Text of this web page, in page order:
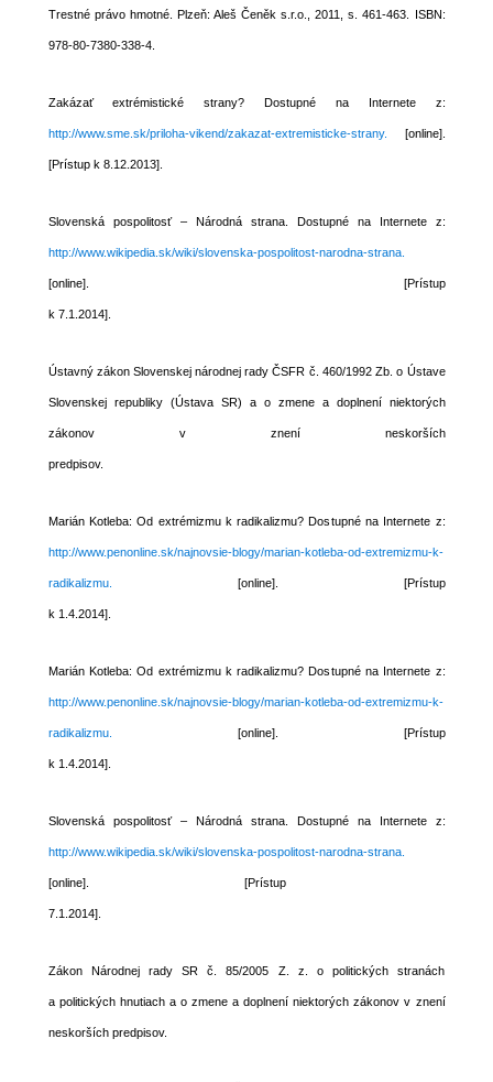
Trestné právo hmotné. Plzeň: Aleš Čeněk s.r.o., 2011, s. 461-463. ISBN:
978-80-7380-338-4.
Zakázať extrémistické strany? Dostupné na Internete z:
http://www.sme.sk/priloha-vikend/zakazat-extremisticke-strany. [online].
[Prístup k 8.12.2013].
Slovenská pospolitosť – Národná strana. Dostupné na Internete z:
http://www.wikipedia.sk/wiki/slovenska-pospolitost-narodna-strana.
[online]. [Prístup
k 7.1.2014].
Ústavný zákon Slovenskej národnej rady ČSFR č. 460/1992 Zb. o Ústave
Slovenskej republiky (Ústava SR) a o zmene a doplnení niektorých
zákonov v znení neskorších
predpisov.
Marián Kotleba: Od extrémizmu k radikalizmu? Dostupné na Internete z:
http://www.penonline.sk/najnovsie-blogy/marian-kotleba-od-extremizmu-k-
radikalizmu. [online]. [Prístup
k 1.4.2014].
Marián Kotleba: Od extrémizmu k radikalizmu? Dostupné na Internete z:
http://www.penonline.sk/najnovsie-blogy/marian-kotleba-od-extremizmu-k-
radikalizmu. [online]. [Prístup
k 1.4.2014].
Slovenská pospolitosť – Národná strana. Dostupné na Internete z:
http://www.wikipedia.sk/wiki/slovenska-pospolitost-narodna-strana.
[online]. [Prístup
7.1.2014].
Zákon Národnej rady SR č. 85/2005 Z. z. o politických stranách
a politických hnutiach a o zmene a doplnení niektorých zákonov v znení
neskorších predpisov.